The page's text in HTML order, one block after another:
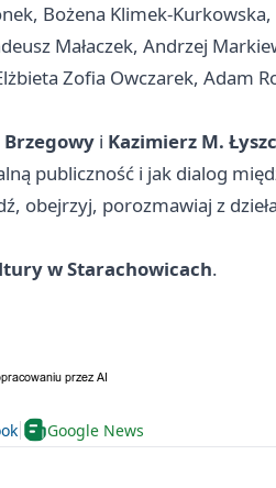
Bożena Klimek-
Małaczek, Andrzej
Zofia Owczarek, Adam
i Kazimierz M.
publiczność i jak dialog
obejrzyj, porozmawiaj z
w Starachowicach.
Google News